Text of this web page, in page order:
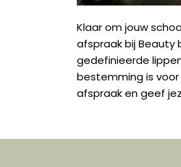
Klaar om jouw
afspraak bij Beauty
gedefinieerde
bestemming is voor
afspraak en geef